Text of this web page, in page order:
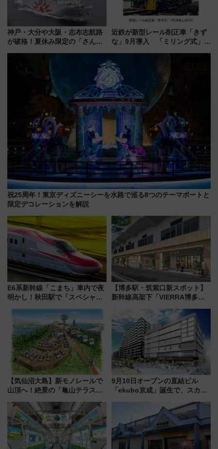
神戸・大分や大阪・志布志航路
が破格！夏休み限定の「さんふ
ート 夕朝食ビュッフェ付きで
快適な船旅はいかが？
近鉄が新型レール削正車「きず
な」9月導入 「ミリング式」採
化！安全性や乗り心地の向上に
貢献するだけでなく、全線区で
活躍するための仕組みも
祝25周年！東京ディズニーシーを水路で巡る8つのテーマポートと
限定デコレーションを解説
E6系新幹線「こまち」車内で夜
明かし！秋田駅で「スペシャル
法は？
【博多駅・筑紫口新スポット】
新幹線高架下「VIERRA博多テ
など注目の全6店舗 「博多活憩
通り」も一新
【気仙沼大島】新モノレールで
山頂へ！絶景の「亀山テラス
暇村のお得な日帰りプランも登
場
9月10日オープンの直結ビル
「ekubo京成」誕生で、スカイ
新鎌ヶ谷はどう変わる？ 全テナ
ント情報も公開！